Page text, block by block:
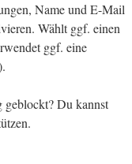
Name und E-Mail
Wählt ggf. einen
ggf. eine
geblockt? Du kannst